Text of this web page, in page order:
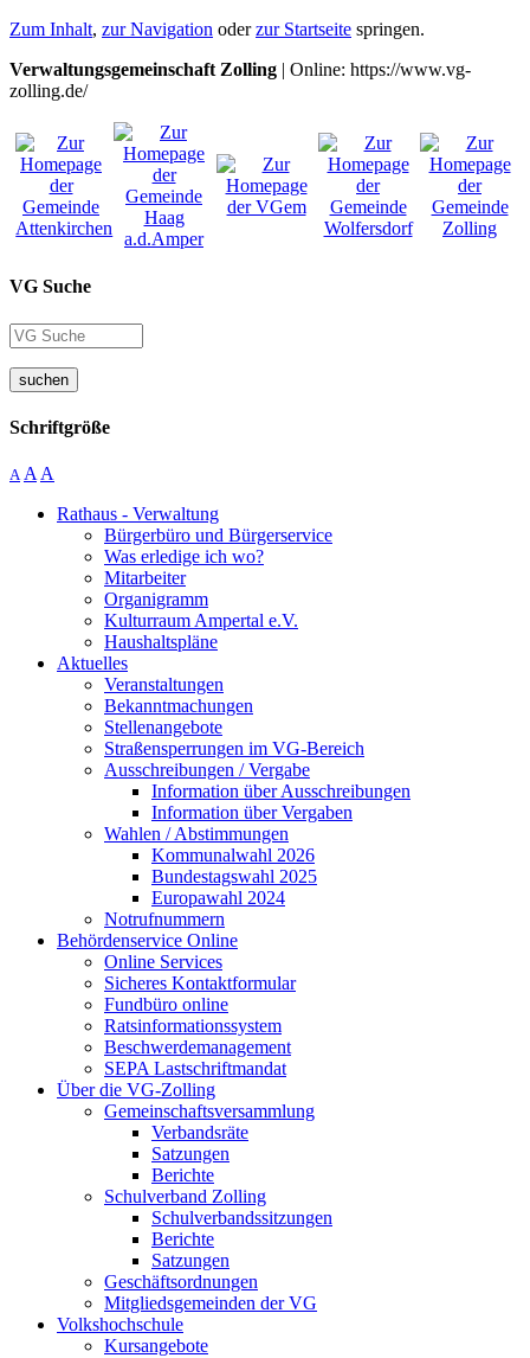
Zum Inhalt, zur Navigation oderzur Startseite springen.
Verwaltungsgemeinschaft Zolling | Online: https://www.vg-
zolling.de/
VG Suche
suchen
Schriftgröße
A A A
Rathaus - Verwaltung
Bürgerbüro und Bürgerservice
Was erledige ich wo?
Mitarbeiter
Organigramm
Kulturraum Ampertal e.V.
Haushaltspläne
Aktuelles
Veranstaltungen
Bekanntmachungen
Stellenangebote
Straßensperrungen im VG-Bereich
Ausschreibungen / Vergabe
Information über Ausschreibungen
Information über Vergaben
Wahlen / Abstimmungen
Kommunalwahl 2026
Bundestagswahl 2025
Europawahl 2024
Notrufnummern
Behördenservice Online
Online Services
Sicheres Kontaktformular
Fundbüro online
Ratsinformationssystem
Beschwerdemanagement
SEPA Lastschriftmandat
Über die VG-Zolling
Gemeinschaftsversammlung
Verbandsräte
Satzungen
Berichte
Schulverband Zolling
Schulverbandssitzungen
Berichte
Satzungen
Geschäftsordnungen
Mitgliedsgemeinden der VG
Volkshochschule
Kursangebote